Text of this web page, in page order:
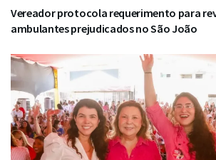
Vereador protocola requerimento para
ambulantes prejudicados no São João